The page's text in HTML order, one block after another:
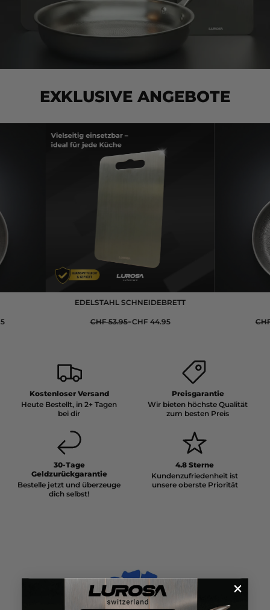
EXKLUSIVE ANGEBOTE
EDELSTAHL SCHNEIDEBRETT
CHF 53.95-CHF 44.95 CHF
Kostenloser Versand
Heute Bestellt, in 2+ Tagen
bei dir
Preisgarantie
Wir bieten höchste Qualität
zum besten Preis
30-Tage
Geldzurückgarantie
Bestelle jetzt und überzeuge
dich selbst!
4.8 Sterne
Kundenzufriedenheit ist
unsere oberste Priorität